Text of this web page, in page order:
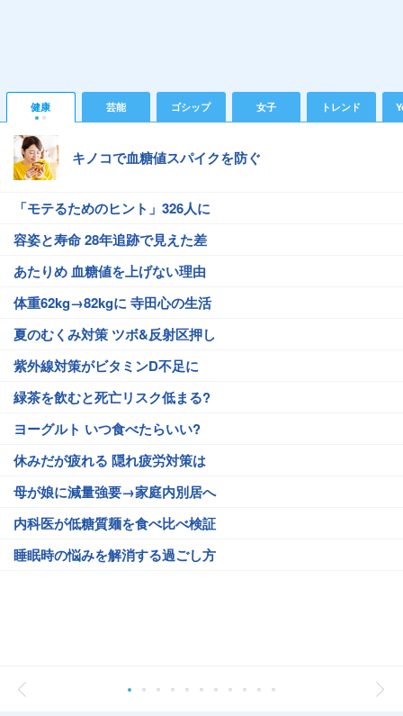
健康 芸能 ゴシップ 女子 トレンド
キノコで血糖値スパイクを防ぐ
「モテるためのヒント」326人に
容姿と寿命 28年追跡で見えた差
あたりめ 血糖値を上げない理由
体重62kg→82kgに 寺田心の生活
夏のむくみ対策 ツボ&反射区押し
紫外線対策がビタミンD不足に
緑茶を飲むと死亡リスク低まる?
ヨーグルト いつ食べたらいい?
休みだが疲れる 隠れ疲労対策は
母が娘に減量強要→家庭内別居へ
内科医が低糖質麺を食べ比べ検証
睡眠時の悩みを解消する過ごし方